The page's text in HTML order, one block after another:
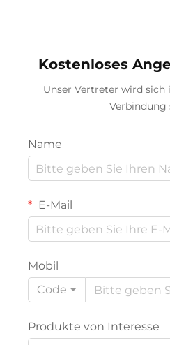
Kostenloses
Unser Vertreter wird sich
Verbindung
Name
E-Mail
Mobil
Code
Produkte von Interesse